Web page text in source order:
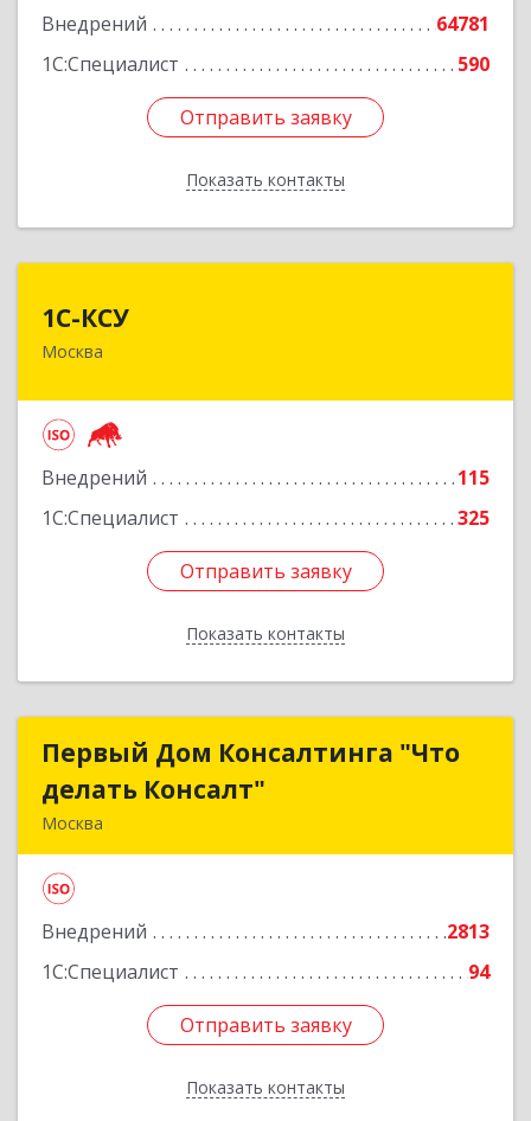
Внедрений
64781
1С:Специалист
590
Отправить заявку
Показать контакты
Отправить заявку
Назад
1С-КСУ
Москва
Внедрений
115
1С:Специалист
325
Отправить заявку
Показать контакты
129090, Москва г, вн.тер.г. муниципальный
Подробнее
Отправить заявку
Назад
Первый Дом Консалтинга "Что
делать Консалт"
Москва
Внедрений
2813
1С:Специалист
94
Отправить заявку
Показать контакты
Первый Дом Консалтинга "Что
Отправить заявку
Назад